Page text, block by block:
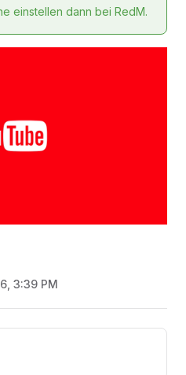
einstellen dann bei RedM.
3:39 PM